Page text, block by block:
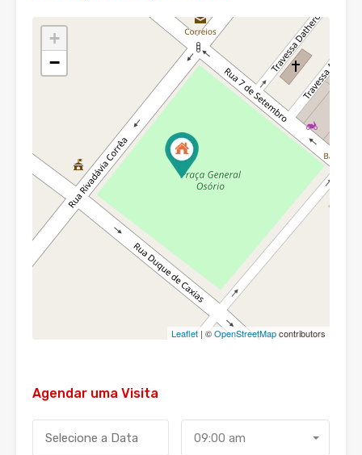
+
−
Leaflet | ©OpenStreetMapcontributors
Agendar uma Visita
09:00 am